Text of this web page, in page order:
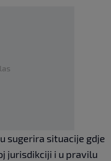
sugerira situacije gdje
jurisdikciji i u pravilu